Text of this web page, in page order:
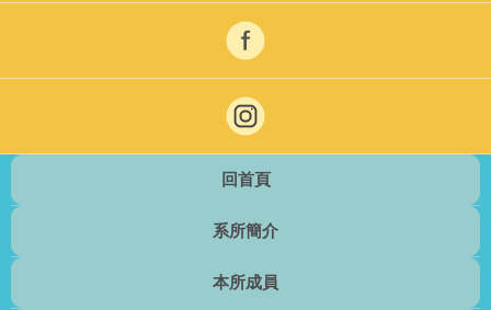
回首頁
系所簡介
本所成員